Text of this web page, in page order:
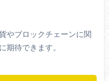
やブロックチェーンに関
期待できます。